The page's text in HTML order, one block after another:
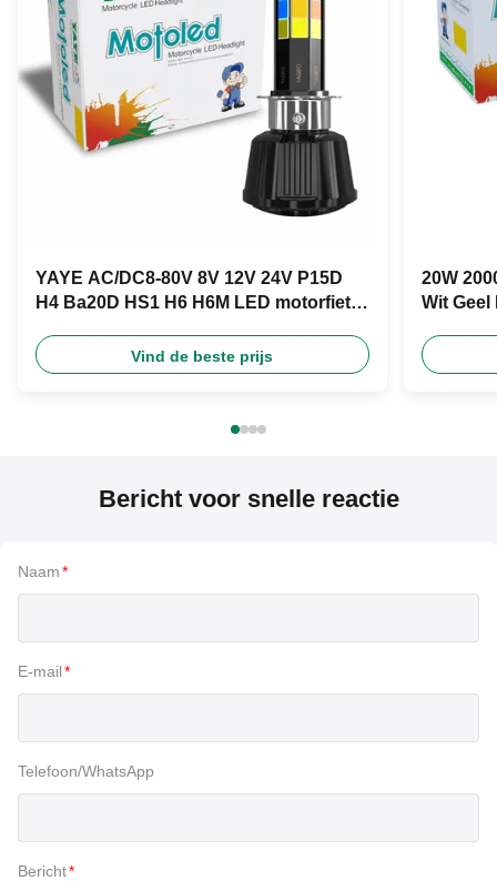
YAYE AC/DC8-80V 8V 12V 24V P15D
H4 Ba20D HS1 H6 H6M LED motorfiets
Vind de beste prijs
20W
Wit
Bericht voor snelle reactie
Naam*
E-mail*
Telefoon/WhatsApp
Bericht*